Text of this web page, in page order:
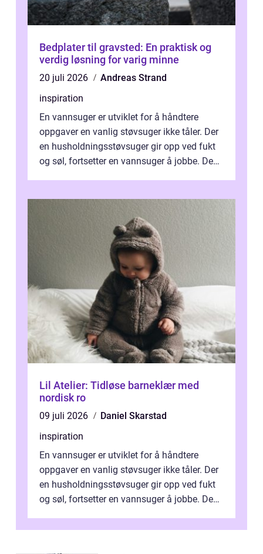
Bedplater til gravsted: En praktisk og
verdig løsning for varig minne
20 juli 2026
Andreas Strand
inspiration
En vannsuger er utviklet for å håndtere
oppgaver en vanlig støvsuger ikke tåler. Der
en husholdningsstøvsuger gir opp ved fukt
og søl, fortsetter en vannsuger å jobbe. Den
Lil Atelier: Tidløse barneklær med
nordisk ro
09 juli 2026
Daniel Skarstad
inspiration
En vannsuger er utviklet for å håndtere
oppgaver en vanlig støvsuger ikke tåler. Der
en husholdningsstøvsuger gir opp ved fukt
og søl, fortsetter en vannsuger å jobbe. Den